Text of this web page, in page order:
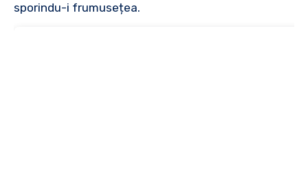
sporindu-i frumusețea.